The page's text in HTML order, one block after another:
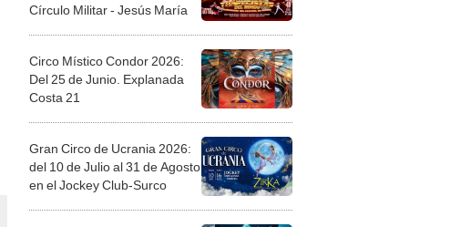
Círculo Militar - Jesús María
Circo Místico Condor 2026:
Del 25 de Junio. Explanada
Costa 21
Gran Circo de Ucrania 2026:
del 10 de Julio al 31 de Agosto
en el Jockey Club-Surco